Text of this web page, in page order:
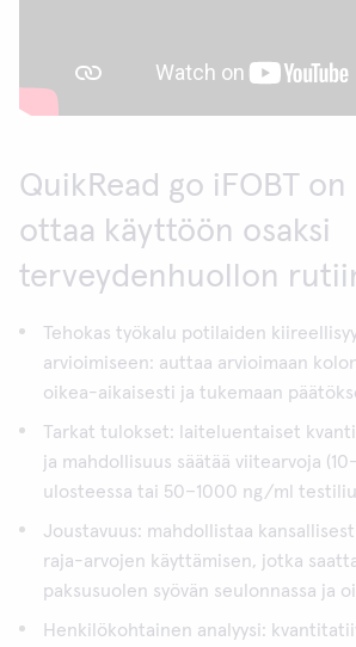
QuikRead go iFOBT
ottaa käyttöön osaksi
terveydenhuollon
Tehokas työkalu potilaiden
arvioimiseen: auttaa arvioimaan
oikea-aikaisesti ja tukemaan
Tarkat tulokset: laiteluentaiset
ja mahdollisuus säätää viitearvoja
ulosteessa tai 50–1000 ng/ml
Joustavuus: mahdollistaa
raja-arvojen käyttämisen, jotka
paksusuolen syövän seulonnassa ja
Henkilökohtainen analyysi: